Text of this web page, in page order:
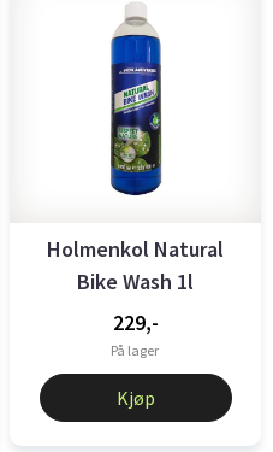
Holmenkol Natural
Bike Wash 1l
229,-
På lager
Kjøp